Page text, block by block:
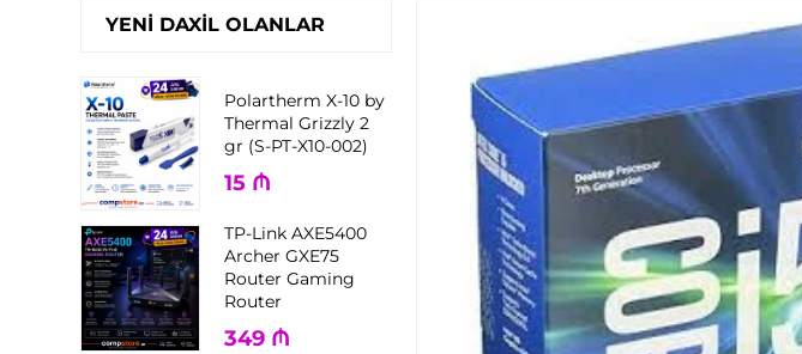
YENI DAXIL OLANLAR
Polartherm X-10 by
Thermal Grizzly 2
gr (S-PT-X10-002)
15 ₼
TP-Link AXE5400
Archer GXE75
Router Gaming
Router
349 ₼